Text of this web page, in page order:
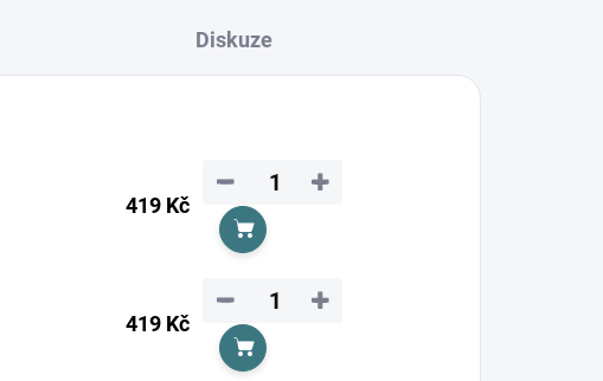
Diskuze
419 Kč
+
−
Do košíku
419 Kč
+
−
Do košíku